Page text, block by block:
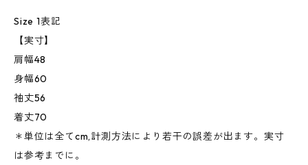
Size 1表記
【実寸】
肩幅48
身幅60
袖丈56
着丈70
＊単位は全てcm,計測方法により若干の誤差が出ます。実寸
は参考までに。